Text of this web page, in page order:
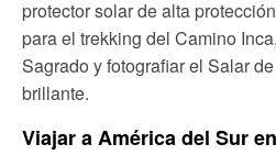
protector solar de alta
para el trekking del Camino
Sagrado y fotografiar el Salar
brillante.
Viajar a América del Sur